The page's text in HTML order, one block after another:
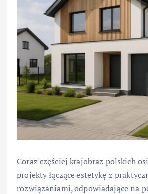
Coraz częściej krajobraz polskich
projekty łączące estetykę z
rozwiązaniami, odpowiadające na